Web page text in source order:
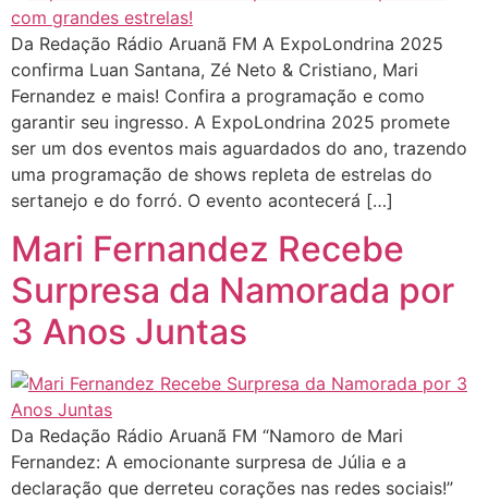
Da Redação Rádio Aruanã FM A ExpoLondrina 2025
confirma Luan Santana, Zé Neto & Cristiano, Mari
Fernandez e mais! Confira a programação e como
garantir seu ingresso. A ExpoLondrina 2025 promete
ser um dos eventos mais aguardados do ano, trazendo
uma programação de shows repleta de estrelas do
sertanejo e do forró. O evento acontecerá […]
Mari Fernandez Recebe
Surpresa da Namorada por
3 Anos Juntas
Da Redação Rádio Aruanã FM “Namoro de Mari
Fernandez: A emocionante surpresa de Júlia e a
declaração que derreteu corações nas redes sociais!”